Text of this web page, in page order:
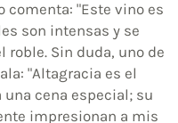
comenta: "Este vino es
son intensas y se
Sin duda, uno de
"Altagracia es el
cena especial; su
impresionan a mis